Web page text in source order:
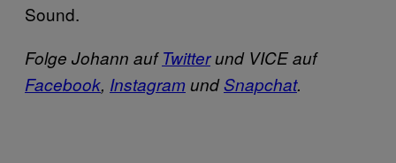
Sound.
Folge Johann aufTwitterund VICE auf
Facebook, InstagramundSnapchat.